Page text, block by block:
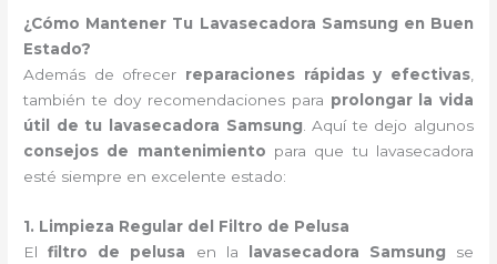
¿Cómo Mantener Tu Lavasecadora Samsung en Buen
Estado?
Además de ofrecer reparaciones rápidas y efectivas,
también te doy recomendaciones para prolongar la vida
útil de tu lavasecadora Samsung . Aquí te dejo algunos
consejos de mantenimiento para que tu lavasecadora
esté siempre en excelente estado:
1. Limpieza Regular del Filtro de Pelusa
Elfiltro de pelusa en la lavasecadora Samsung se